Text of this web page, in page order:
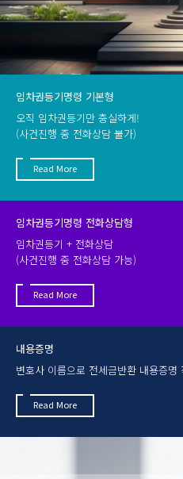
임차권등기명령 기본형
오직 임차권등기만 충실하게!
(사건진행 중 전화상담 불가)
Read More
임차권등기명령 전화상담형
임차권등기 + 전화상담
(사건진행 중 전화상담 가능)
Read More
내용증명
변호사 이름으로 전세금반환 내용증명
Read More